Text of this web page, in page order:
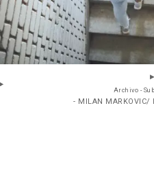
Archivo -
- MILAN MARKOVIC/